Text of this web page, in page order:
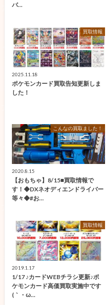
バ…
買取情報
2025.11.18
ポケモンカード買取告知更新しま
した！
こんなの買取ました！
2020.8.15
【おもちゃ】8/15■買取情報で
す！◆DXネオディエンドライバー
等々◆#お…
買取情報
2019.1.17
1/17 ♪カードWEBチラシ更新♪ポ
ケモンカード高価買取実施中です
(｀・ω…